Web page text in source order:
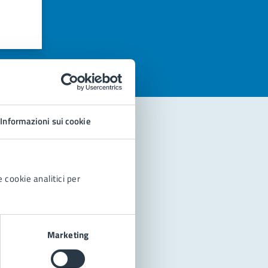
Informazioni sui cookie
cookie analitici per
Marketing